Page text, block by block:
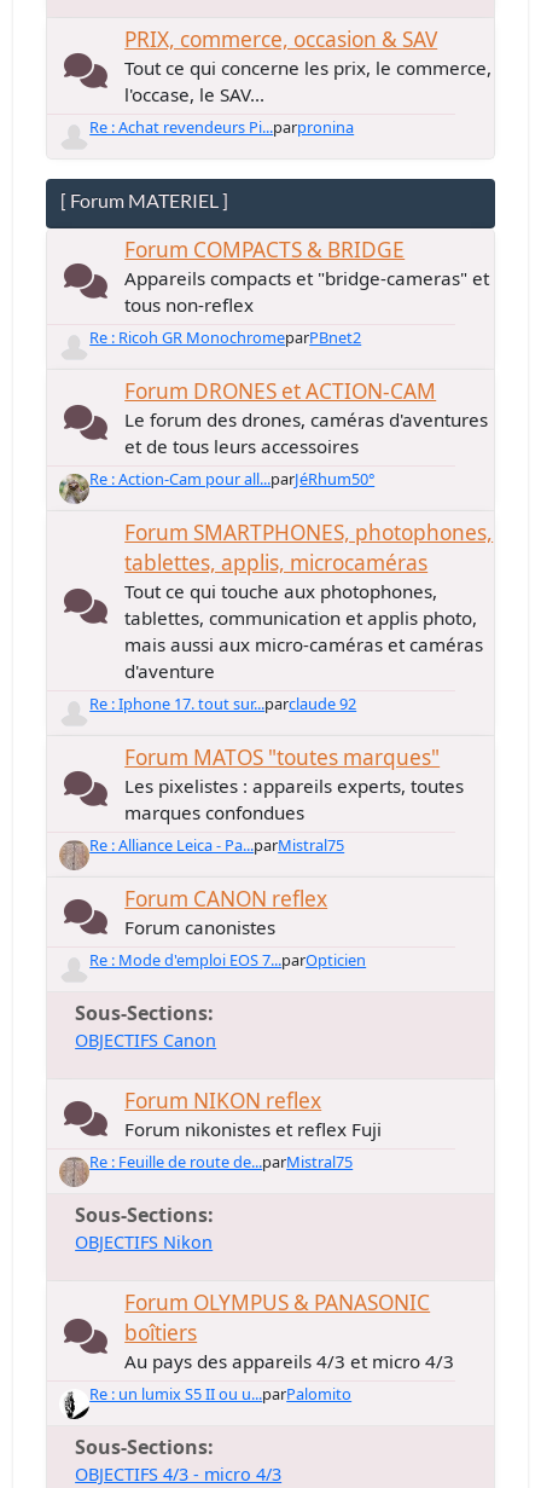
PRIX, commerce, occasion & SAV
Tout ce qui concerne les prix, le commerce,
l'occase, le SAV...
Re : Achat revendeurs Pi...parpronina
[ Forum MATERIEL ]
Forum COMPACTS & BRIDGE
Appareils compacts et "bridge-cameras" et
tous non-reflex
Re : Ricoh GR MonochromeparPBnet2
Forum DRONES et ACTION-CAM
Le forum des drones, caméras d'aventures
et de tous leurs accessoires
Re : Action-Cam pour all...parJéRhum50°
Forum SMARTPHONES, photophones,
tablettes, applis, microcaméras
Tout ce qui touche aux photophones,
tablettes, communication et applis photo,
mais aussi aux micro-caméras et caméras
d'aventure
Re : Iphone 17. tout sur...parclaude 92
Forum MATOS "toutes marques"
Les pixelistes : appareils experts, toutes
marques confondues
Re : Alliance Leica - Pa...parMistral75
Forum CANON reflex
Forum canonistes
Re : Mode d'emploi EOS 7...parOpticien
Sous-Sections
OBJECTIFS Canon
Forum NIKON reflex
Forum nikonistes et reflex Fuji
Re : Feuille de route de...parMistral75
Sous-Sections
OBJECTIFS Nikon
Forum OLYMPUS & PANASONIC
boîtiers
Au pays des appareils 4/3 et micro 4/3
Re : un lumix S5 II ou u...parPalomito
Sous-Sections
OBJECTIFS 4/3 - micro 4/3